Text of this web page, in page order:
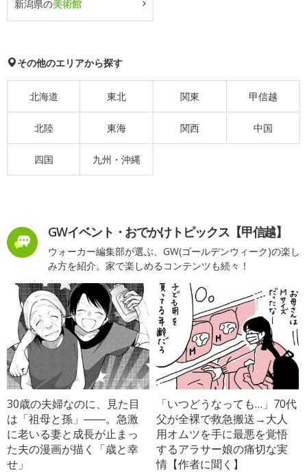
新潟県の美術館
その他のエリアから探す
北海道 東北 関東 甲信越
北陸 東海 関西 中国
四国 九州・沖縄
GWイベント・おでかけトピックス【甲信越】
ウォーカー編集部が選ぶ、GW(ゴールデンウィーク)の楽し
み方を紹介。家で楽しめるコンテンツも続々！
30歳の夫婦なのに、見た目
は「祖母と孫」――。急激
に老いる妻と成長が止まっ
た夫の漫画が描く「歳と幸
せ」
「いつどうなっても…」70代
父が全裸で救急搬送→大人
用オムツを手に最悪を覚悟
するアラサー娘の痛切な実
情【作者に聞く】